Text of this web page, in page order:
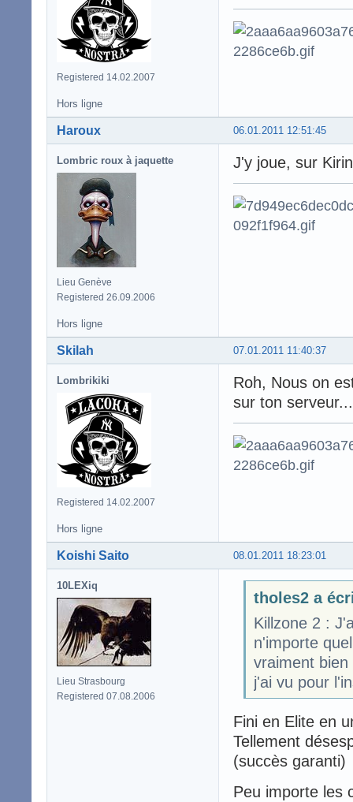
Registered 14.02.2007
Hors ligne
06.01.2011 12:51:45
Haroux
Lombric roux à jaquette
Lieu Genève
Registered 26.09.2006
J'y joue, sur
Hors ligne
07.01.2011 11:40:37
Skilah
Lombrikiki
Registered 14.02.2007
Roh, Nous on
sur ton serveur...
Hors ligne
08.01.2011 18:23:01
Koishi Saito
10LEXiq
Lieu Strasbourg
Registered 07.08.2006
tholes2 a
Killzone 2 :
n'importe
vraiment
j'ai vu pour
Fini en Elite en
Tellement
(succès garanti)
Peu importe les